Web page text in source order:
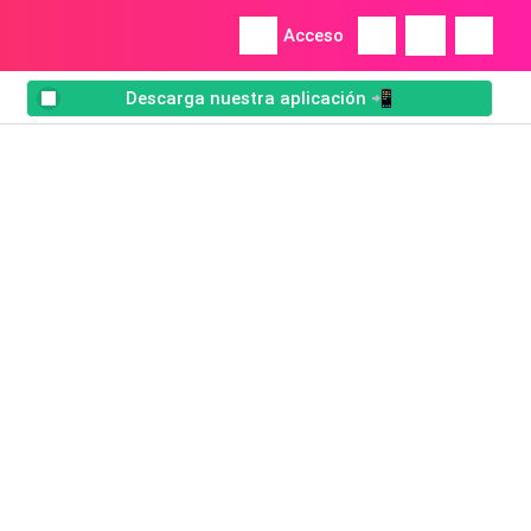
Acceso
Descarga nuestra aplicación 📲